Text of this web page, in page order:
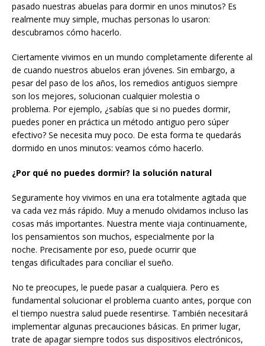
pasado nuestras abuelas para dormir en unos minutos? Es
realmente muy simple, muchas personas lo usaron:
descubramos cómo hacerlo.
Ciertamente vivimos en un mundo completamente diferente al
de cuando nuestros abuelos eran jóvenes. Sin embargo, a
pesar del paso de los años, los remedios antiguos siempre
son los mejores, solucionan cualquier molestia o
problema. Por ejemplo, ¿sabías que si no puedes dormir,
puedes poner en práctica un método antiguo pero súper
efectivo? Se necesita muy poco. De esta forma te quedarás
dormido en unos minutos: veamos cómo hacerlo.
¿Por qué no puedes dormir? la solución natural
Seguramente hoy vivimos en una era totalmente agitada que
va cada vez más rápido. Muy a menudo olvidamos incluso las
cosas más importantes. Nuestra mente viaja continuamente,
los pensamientos son muchos, especialmente por la
noche. Precisamente por eso, puede ocurrir que
tengas dificultades para conciliar el sueño.
No te preocupes, le puede pasar a cualquiera. Pero es
fundamental solucionar el problema cuanto antes, porque con
el tiempo nuestra salud puede resentirse. También necesitará
implementar algunas precauciones básicas. En primer lugar,
trate de apagar siempre todos sus dispositivos electrónicos,